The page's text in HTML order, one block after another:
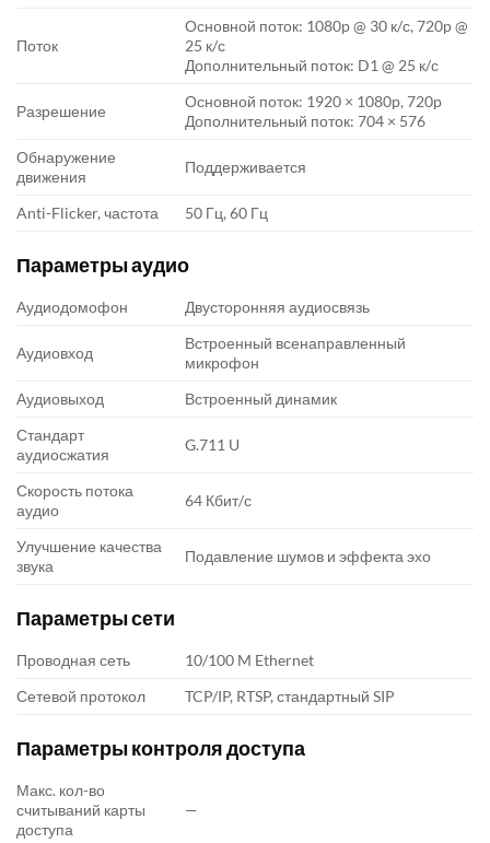
Поток
Основной поток: 1080p @ 30 к/с, 720p @
25 к/с
Дополнительный поток: D1 @ 25 к/с
Разрешение
Основной поток: 1920 × 1080p, 720p
Дополнительный поток: 704 × 576
Обнаружение
движения
Поддерживается
Anti-Flicker, частота 50 Гц, 60 Гц
Параметры аудио
Аудиодомофон Двусторонняя аудиосвязь
Аудиовход
Встроенный всенаправленный
микрофон
Аудиовыход
Встроенный динамик
Стандарт
аудиосжатия
G.711 U
Скорость потока
аудио
64 Кбит/с
Улучшение качества
звука
Подавление шумов и эффекта эхо
Параметры сети
Проводная сеть
10/100 M Ethernet
Сетевой протокол
TCP/IP, RTSP, стандартный SIP
Параметры контроля доступа
Макс. кол-во
считываний карты
доступа
—